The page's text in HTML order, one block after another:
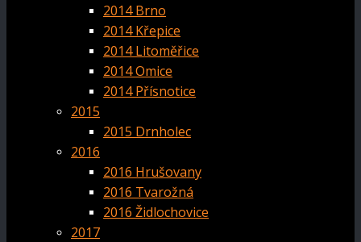
2014 Brno
2014 Křepice
2014 Litoměřice
2014 Omice
2014 Přísnotice
2015
2015 Drnholec
2016
2016 Hrušovany
2016 Tvarožná
2016 Židlochovice
2017